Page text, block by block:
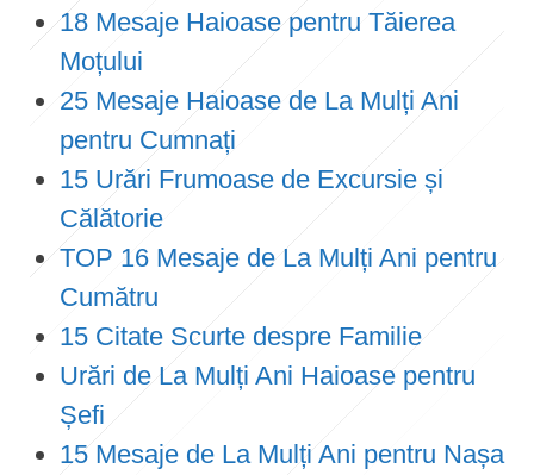
18 Mesaje Haioase pentru Tăierea
Moțului
25 Mesaje Haioase de La Mulți Ani
pentru Cumnați
15 Urări Frumoase de Excursie și
Călătorie
TOP 16 Mesaje de La Mulți Ani pentru
Cumătru
15 Citate Scurte despre Familie
Urări de La Mulți Ani Haioase pentru
Șefi
15 Mesaje de La Mulți Ani pentru Nașa